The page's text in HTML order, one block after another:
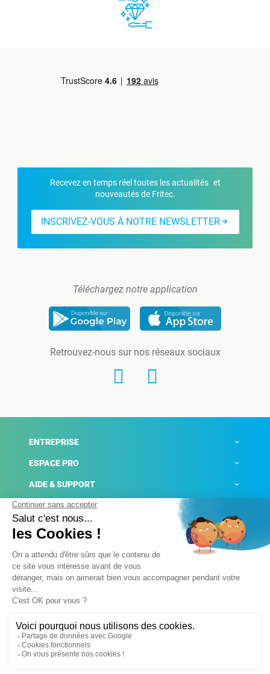
Recevez en temps réel toutes les actualités et
nouveautés de Fritec.
INSCRIVEZ-VOUS À NOTRE NEWSLETTER
Téléchargez notre application
Retrouvez-nous sur nos réseaux sociaux
ENTREPRISE
ESPACE PRO
AIDE & SUPPORT
ACTUALITÉS
Mentions légales
Conditions générales de ventes
Plateforme de signalement